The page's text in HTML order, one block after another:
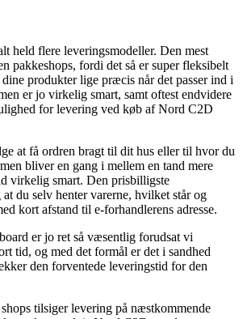
held flere leveringsmodeller. Den mest
pakkeshops, fordi det så er super fleksibelt
produkter lige præcis når det passer ind i
er jo virkelig smart, samt oftest endvidere
for levering ved køb af Nord C2D
at få ordren bragt til dit hus eller til hvor du
bliver en gang i mellem en tand mere
virkelig smart. Den prisbilligste
du selv henter varerne, hvilket står og
kort afstand til e-forhandlerens adresse.
er jo ret så væsentlig forudsat vi
tid, og med det formål er det i sandhed
den forventede leveringstid for den
tilsiger levering på næstkommende